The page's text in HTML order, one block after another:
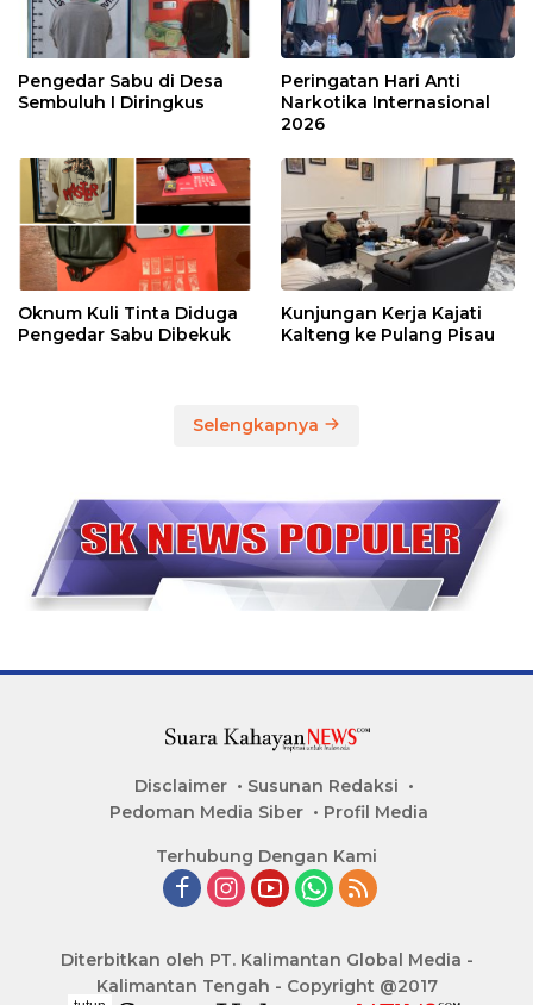
Pengedar Sabu di Desa
Sembuluh I Diringkus
Peringatan Hari Anti
Narkotika Internasional
2026
Oknum Kuli Tinta Diduga
Pengedar Sabu Dibekuk
Kunjungan Kerja Kajati
Kalteng ke Pulang Pisau
Selengkapnya
Disclaimer
Susunan Redaksi
Pedoman Media Siber
Profil Media
Terhubung Dengan Kami
Diterbitkan oleh PT. Kalimantan Global Media -
Kalimantan Tengah - Copyright @2017